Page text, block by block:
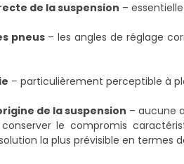
de la suspension –
pneus– les angles de réglage
– particulièrement perceptible à
de la suspension – aucune
le compromis
la plus prévisible en termes